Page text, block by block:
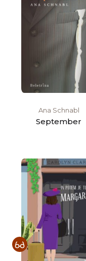
Ana Schnabl
September